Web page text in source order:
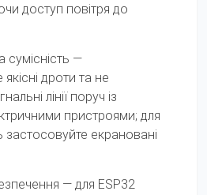
доступ повітря до
сумісність —
дроти та не
лінії поруч із
пристроями; для
застосовуйте екрановані
— для ESP32